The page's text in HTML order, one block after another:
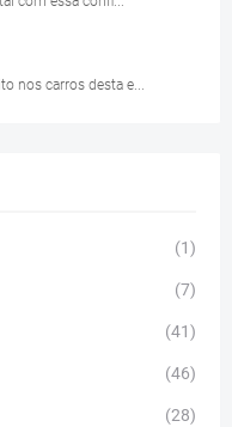
nos carros desta e...
(1)
(7)
(41)
(46)
(28)